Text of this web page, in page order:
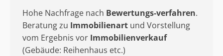
Hohe Nachfrage nach Bewertungs-verfahren.
Beratung zu Immobilienart und Vorstellung
vom Ergebnis vor Immobilienverkauf
(Gebäude: Reihenhaus etc.)